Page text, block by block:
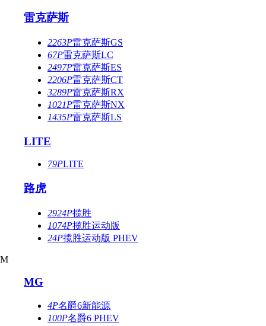
雷克萨斯
2263P雷克萨斯GS
67P雷克萨斯LC
2497P雷克萨斯ES
2206P雷克萨斯CT
3289P雷克萨斯RX
1021P雷克萨斯NX
1435P雷克萨斯LS
LITE
79PLITE
路虎
2924P揽胜
1074P揽胜运动版
24P揽胜运动版 PHEV
M
MG
4P名爵6新能源
100P名爵6 PHEV